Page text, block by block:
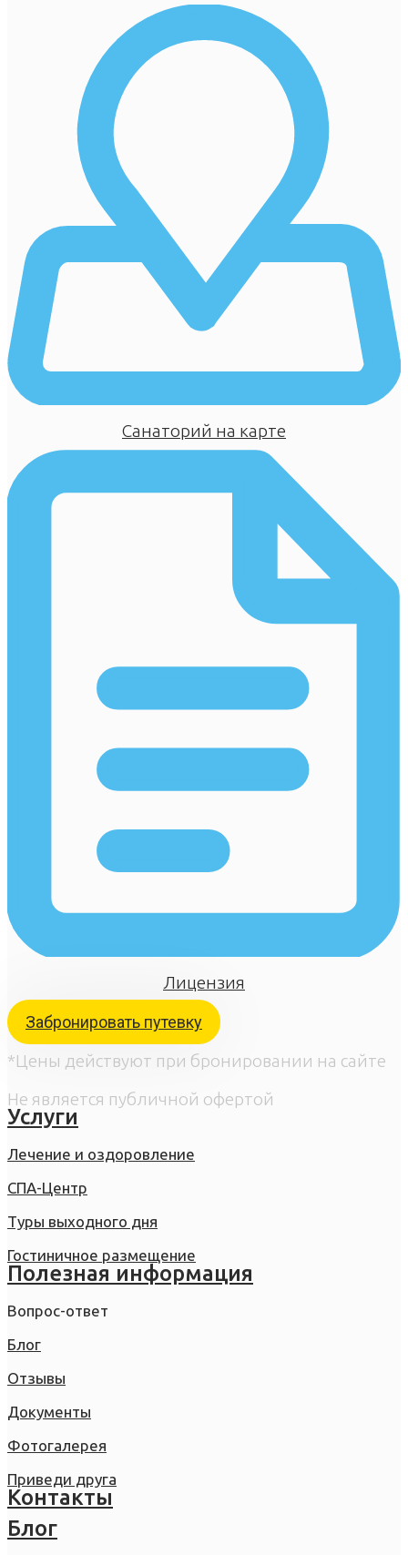
Санаторий на карте
Лицензия
Забронировать путевку
*Цены действуют при бронировании на сайте
Не является публичной офертой
Услуги
Лечение и оздоровление
СПА-Центр
Туры выходного дня
Гостиничное размещение
Полезная информация
Вопрос-ответ
Блог
Отзывы
Документы
Фотогалерея
Приведи друга
Контакты
Блог